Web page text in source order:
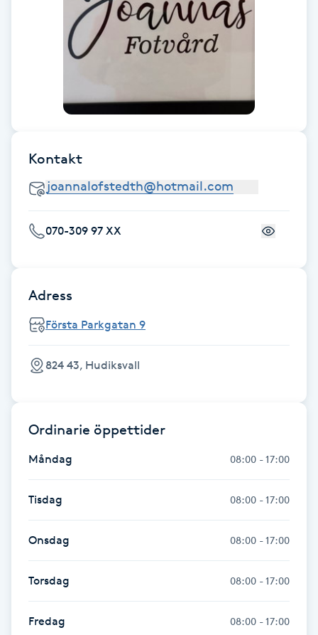
Face framing
Fet hårbotten
Fibromassage
Fotmassage
Fotsvamp
Fotvård
Fransborttagning
Kontakt
070-309 97 XX
Adress
Första Parkgatan 9
824 43, Hudiksvall
Ordinarie öppettider
Måndag 08:00 - 17:00
Tisdag 08:00 - 17:00
Onsdag 08:00 - 17:00
Torsdag 08:00 - 17:00
Fredag 08:00 - 17:00